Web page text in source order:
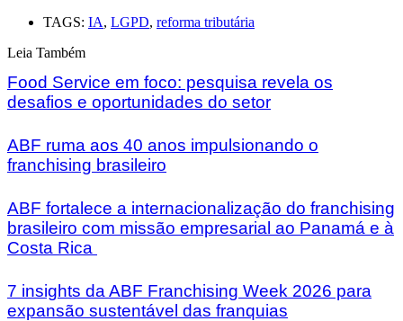
TAGS: IA, LGPD, reforma tributária
Leia Também
Food Service em foco: pesquisa revela os
desafios e oportunidades do setor
ABF ruma aos 40 anos impulsionando o
franchising brasileiro
ABF fortalece a internacionalização do franchising
brasileiro com missão empresarial ao Panamá e à
Costa Rica
7 insights da ABF Franchising Week 2026 para
expansão sustentável das franquias